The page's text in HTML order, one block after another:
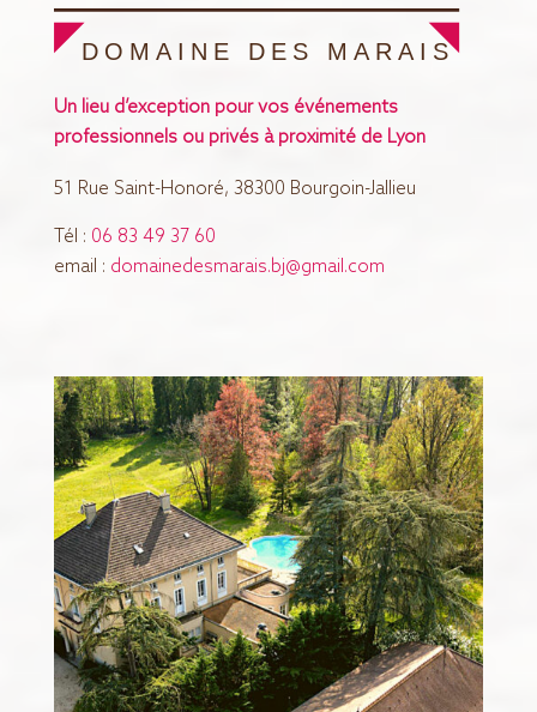
DOMAINE DES MARAIS
Un lieu d’exception pour vos événements
professionnels ou privés à proximité de Lyon
51 Rue Saint-Honoré, 38300 Bourgoin-Jallieu
Tél : 06 83 49 37 60
email : domainedesmarais.bj@gmail.com